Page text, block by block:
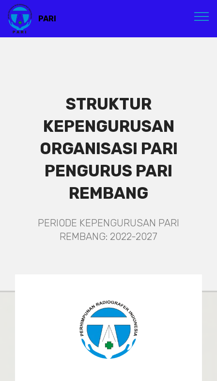
PARI
STRUKTUR
KEPENGURUSAN
ORGANISASI PARI
PENGURUS PARI
REMBANG
PERIODE KEPENGURUSAN PARI
REMBANG: 2022-2027